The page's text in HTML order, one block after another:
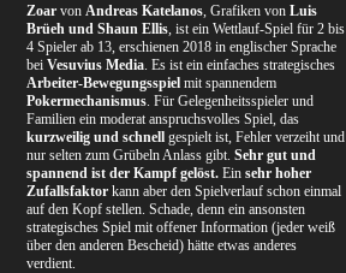
Zoar vonAndreas Katelanos, Grafiken vonLuis
Brüeh und Shaun Ellis, ist ein Wettlauf-Spiel für 2 bis
4 Spieler ab 13, erschienen 2018 in englischer Sprache
beiVesuvius Media. Es ist ein einfaches strategisches
Arbeiter-Bewegungsspiel mit spannendem
Pokermechanismus. Für Gelegenheitsspieler und
Familien ein moderat anspruchsvolles Spiel, das
kurzweilig und schnell gespielt ist, Fehler verzeiht und
nur selten zum Grübeln Anlass gibt.Sehr gut und
spannend ist der Kampf gelöst. Einsehr hoher
Zufallsfaktor kann aber den Spielverlauf schon einmal
auf den Kopf stellen. Schade, denn ein ansonsten
strategisches Spiel mit offener Information (jeder weiß
über den anderen Bescheid) hätte etwas anderes
verdient.